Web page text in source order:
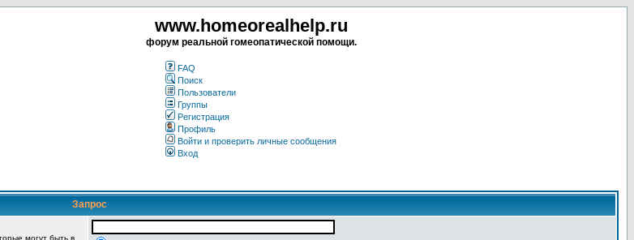
www.homeorealhelp.ru
форум реальной гомеопатической помощи.
FAQ
Поиск
Пользователи
Группы
Регистрация
Профиль
Войти и проверить личные сообщения
Вход
Запрос
могут быть в